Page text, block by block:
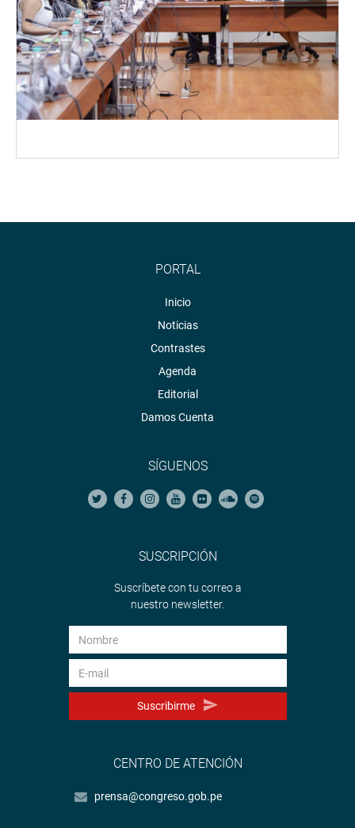
PORTAL
Inicio
Noticias
Contrastes
Agenda
Editorial
Damos Cuenta
SÍGUENOS
SUSCRIPCIÓN
Suscríbete con tu correo a
nuestro newsletter.
Suscribirme
CENTRO DE ATENCIÓN
prensa@congreso.gob.pe